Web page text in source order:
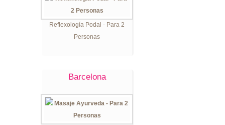
Reflexología Podal - Para 2
Personas
Barcelona